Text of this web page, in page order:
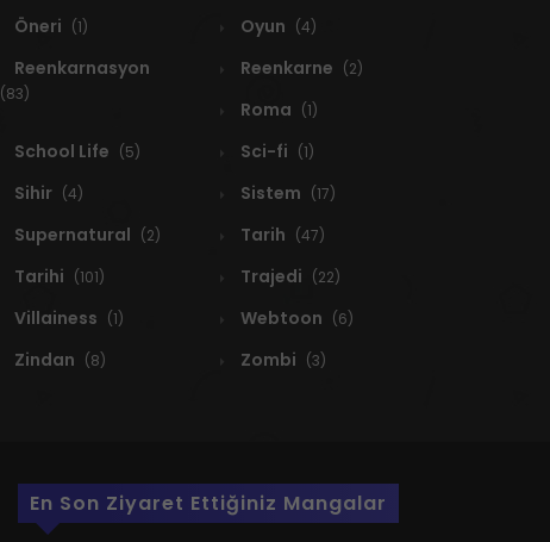
Öneri (1) Oyun (4)
Reenkarnasyon
(83)
Reenkarne (2)
Roma (1)
School Life (5) Sci-fi (1)
Sihir (4) Sistem (17)
Supernatural (2) Tarih (47)
Tarihi (101) Trajedi (22)
Villainess (1) Webtoon (6)
Zindan (8) Zombi (3)
En Son Ziyaret Ettiğiniz Mangalar